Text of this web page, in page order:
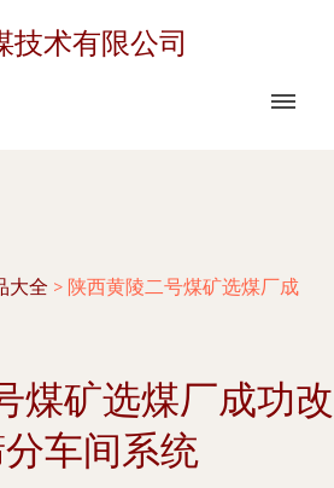
技术有限公司
大全 > 陕西黄陵二号煤矿选煤厂成
煤矿选煤厂成功改
车间系统